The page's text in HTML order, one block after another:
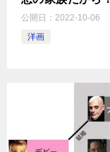
公開日： 2022-10-06
洋画